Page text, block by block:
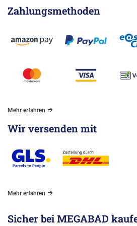
Zahlungsmethoden
Mehr erfahren
Wir versenden mit
Mehr erfahren
Sicher bei MEGABAD